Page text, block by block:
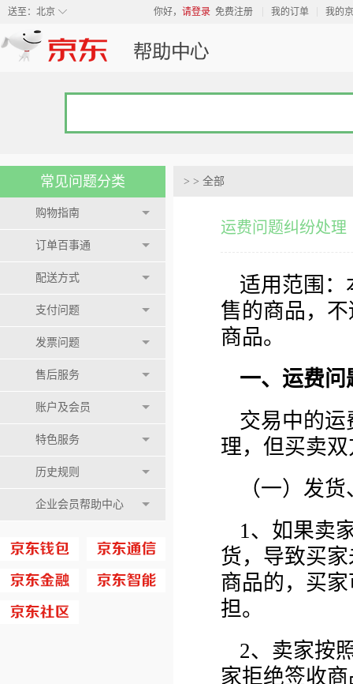
◇
送至： 北京 你好， 请登录 免费注册 我的订单 我的
常见问题分类
购物指南
订单百事通
配送方式
支付问题
发票问题
售后服务
账户及会员
特色服务
历史规则
企业会员帮助中心
> > 全部
运费问题纠纷处理
适用范围
售的商品，
商品。
一、运费问
交易中的运
理，但买卖
（一）发
1、如果卖
货，导致买
商品的，买
担。
2、卖家按
家拒绝签收